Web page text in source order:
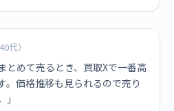
代）
とめて売るとき、買取Xで一番高
。価格推移も見られるので売り